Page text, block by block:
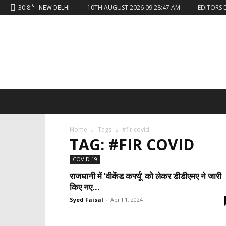
30.8 C NEW DELHI 10TH AUGUST 2026 09:28:47 AM EDITORS
Home Tags #fir covid
TAG: #FIR COVID
COVID 19
राजधानी में ‘वीकेंड कर्फ्यू’ को लेकर डीडीएमए ने जारी
किए नए...
Syed Faisal - April 1, 2024